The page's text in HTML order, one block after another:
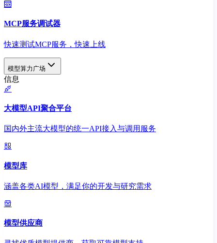
MCP服务调试器
快速测试MCP服务，快速上线
模型算力广场
信息
大模型API聚合平台
国内外主流大模型的统一API接入与调用服务
模型库
涵盖各类AI模型，满足你的开发与研究需求
模型供应商